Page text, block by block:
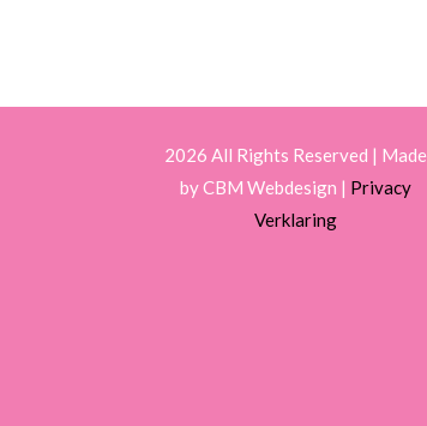
2026 All Rights Reserved | Made
by CBM Webdesign | Privacy
Verklaring